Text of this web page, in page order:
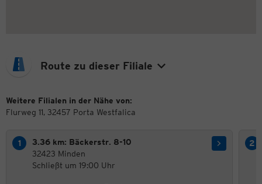
Route zu dieser Filiale
Weitere Filialen in der Nähe von:
Flurweg 11, 32457 Porta Westfalica
3.36 km: Bäckerstr. 8-10
32423 Minden
Schließt um 19:00 Uhr